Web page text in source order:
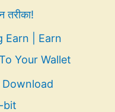
तरीका!
Earn | Earn
Your Wallet
Download
bit